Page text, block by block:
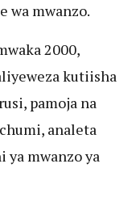
wa mwanzo.
2000,
kutiisha
pamoja na
analeta
ya mwanzo ya